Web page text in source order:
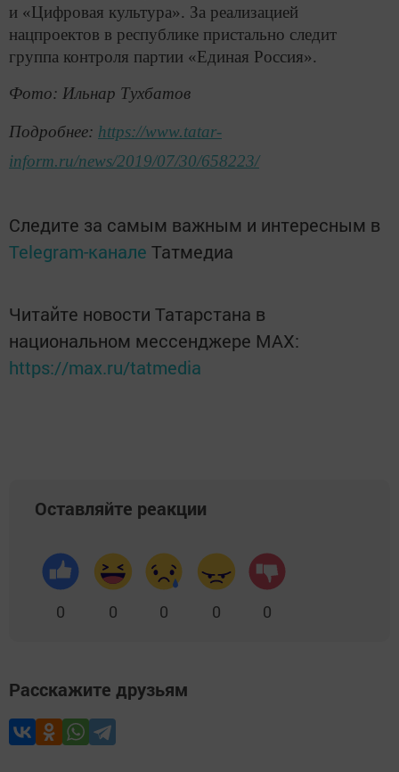
и «Цифровая культура». За реализацией
нацпроектов в республике пристально следит
группа контроля партии «Единая Россия».
Фото: Ильнар Тухбатов
Подробнее: https://www.tatar-
inform.ru/news/2019/07/30/658223/
Следите за самым важным и интересным в
Telegram-канале Татмедиа
Читайте новости Татарстана в
национальном мессенджере MАХ:
https://max.ru/tatmedia
Оставляйте реакции
0 0 0 0 0
Расскажите друзьям